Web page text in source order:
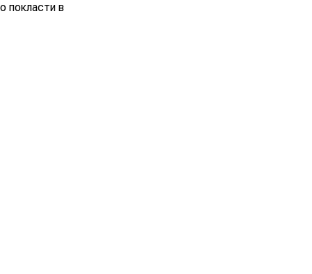
покласти в